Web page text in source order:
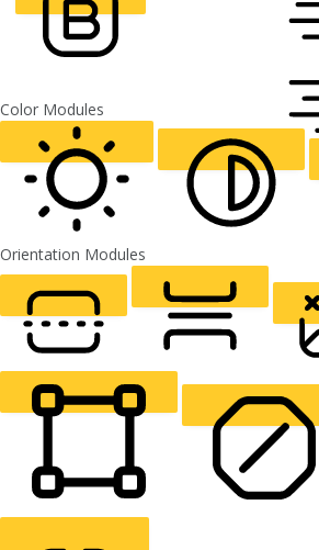
FONT WEIGHT
Color Modules
LIGHT CONTRAST HIGH CONTRAST
Orientation Modules
READING LINE READING MASK